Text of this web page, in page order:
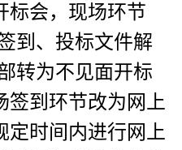
标会，现场环节
到、投标文件解
转为不见面开标
签到环节改为网上
定时间内进行网上